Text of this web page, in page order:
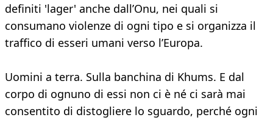
definiti 'lager' anche dall’Onu, nei quali si
consumano violenze di ogni tipo e si organizza il
traffico di esseri umani verso l’Europa.
Uomini a terra. Sulla banchina di Khums. E dal
corpo di ognuno di essi non ci è né ci sarà mai
consentito di distogliere lo sguardo, perché ogni